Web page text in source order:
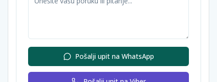
Pošalji upit na WhatsApp